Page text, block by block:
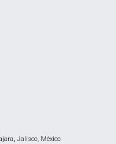
Jalisco, México